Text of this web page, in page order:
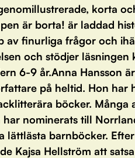
korta
är borta! är laddad
av finurliga frågor och
och stödjer läsningen
6-9 år.Anna Hansson
på heltid. Hon har
böcker. Många
har nominerats till
lättlästa barnböcker.
Kajsa Hellström att